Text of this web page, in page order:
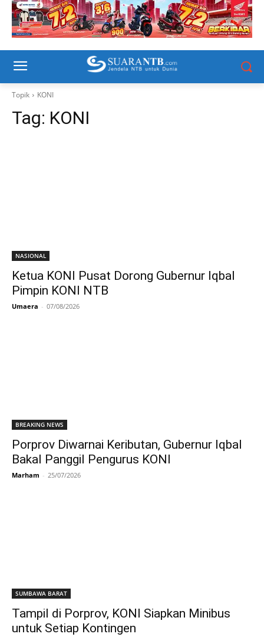
Topik KONI
Tag: KONI
NASIONAL
Ketua KONI Pusat Dorong Gubernur Iqbal
Pimpin KONI NTB
Umaera - 07/08/2026
BREAKING NEWS
Porprov Diwarnai Keributan, Gubernur Iqbal
Bakal Panggil Pengurus KONI
Marham - 25/07/2026
SUMBAWA BARAT
Tampil di Porprov, KONI Siapkan Minibus
untuk Setiap Kontingen